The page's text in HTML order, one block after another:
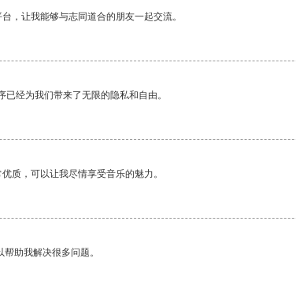
，让我能够与志同道合的朋友一起交流。
已经为我们带来了无限的隐私和自由。
质，可以让我尽情享受音乐的魅力。
助我解决很多问题。